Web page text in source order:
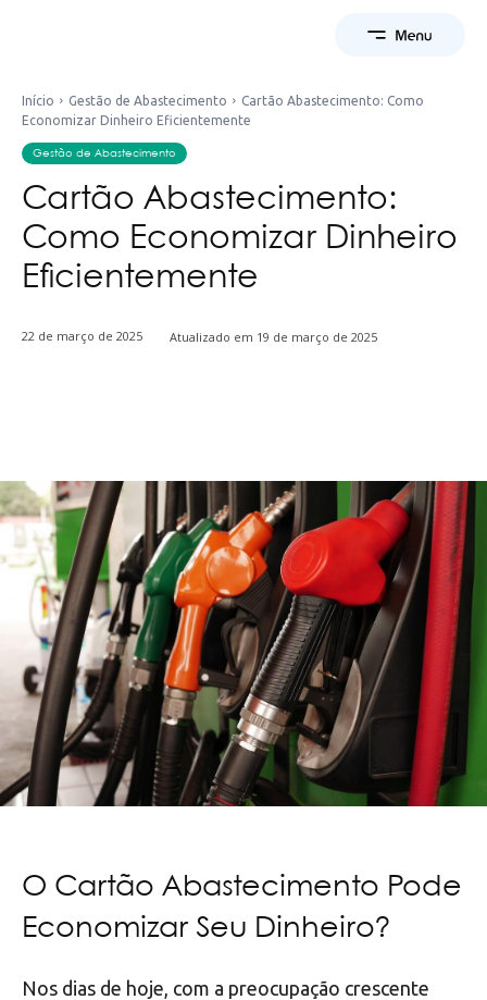
Início Gestão de Abastecimento
Cartão Abastecimento: Como
Economizar Dinheiro Eficientemente
Gestão de Abastecimento
Cartão Abastecimento:
Como Economizar Dinheiro
Eficientemente
22 de março de 2025 Atualizado em 19 de março de 2025
O Cartão Abastecimento Pode
Economizar Seu Dinheiro?
Nos dias de hoje, com a preocupação crescente